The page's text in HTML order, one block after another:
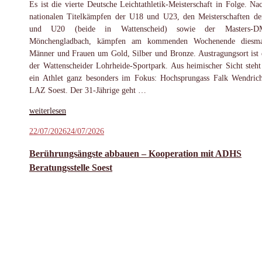
Es ist die vierte Deutsche Leichtathletik-Meisterschaft in Folge.
nationalen Titelkämpfen der U18 und U23, den Meisterschaften
und U20 (beide in Wattenscheid) sowie der Masters-
Mönchengladbach, kämpfen am kommenden Wochenende
Männer und Frauen um Gold, Silber und Bronze. Austragungsort ist
der Wattenscheider Lohrheide-Sportpark. Aus heimischer Sicht
ein Athlet ganz besonders im Fokus: Hochsprungass Falk
LAZ Soest. Der 31-Jährige geht …
„Wendrich
für
bei
der
weiterlesen
Veröffentlicht
22/07/202624/07/2026
Berührungsängste abbauen – Kooperation mit ADHS
Beratungsstelle Soest